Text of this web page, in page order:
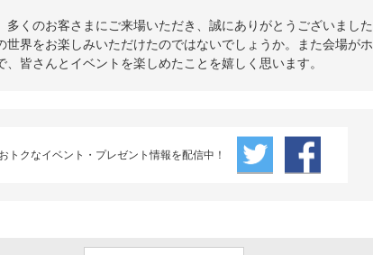
多くのお客さまにご来場いただき、誠にありがとうございまし
世界をお楽しみいただけたのではないでしょうか。また会場が
皆さんとイベントを楽しめたことを嬉しく思います。
おトクなイベント・プレゼント情報を配信中！